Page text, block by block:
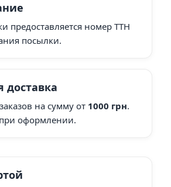
предоставляется номер ТТН
посылки.
доставка
на сумму от 1000 грн.
оформлении.